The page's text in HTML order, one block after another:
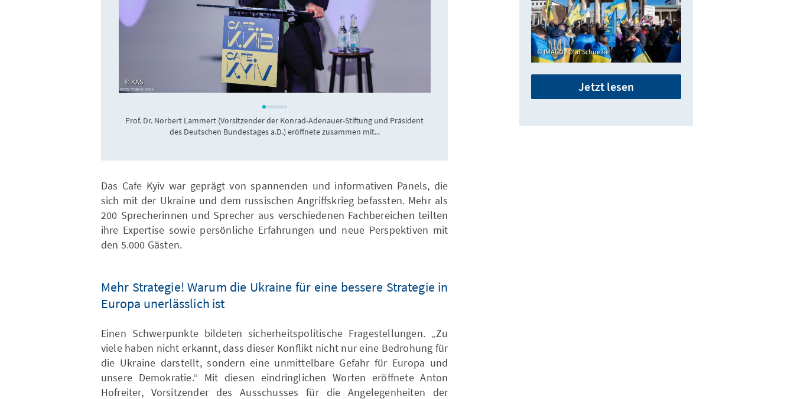
KAS
Prof. Dr. Norbert Lammert (Vorsitzender der Konrad-Adenauer-Stiftung und Präsident
des Deutschen Bundestages a.D.) eröffnete zusammen mit...
Das Cafe Kyiv war geprägt von spannenden und informativen Panels, die
sich mit der Ukraine und dem russischen Angriffskrieg befassten. Mehr als
200 Sprecherinnen und Sprecher aus verschiedenen Fachbereichen teilten
ihre Expertise sowie persönliche Erfahrungen und neue Perspektiven mit
den 5.000 Gästen.
Mehr Strategie! Warum die Ukraine für eine bessere Strategie in
Europa unerlässlich ist
Einen Schwerpunkte bildeten sicherheitspolitische Fragestellungen. „Zu
viele haben nicht erkannt, dass dieser Konflikt nicht nur eine Bedrohung für
die Ukraine darstellt, sondern eine unmittelbare Gefahr für Europa und
unsere Demokratie.“ Mit diesen eindringlichen Worten eröffnete Anton
Hofreiter, Vorsitzender des Ausschusses für die Angelegenheiten der
IMAGO / Olaf Schuelke
Jetzt lesen